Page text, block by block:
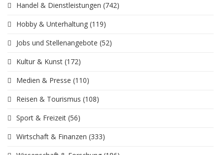
Handel & Dienstleistungen (742)
Hobby & Unterhaltung (119)
Jobs und Stellenangebote (52)
Kultur & Kunst (172)
Medien & Presse (110)
Reisen & Tourismus (108)
Sport & Freizeit (56)
Wirtschaft & Finanzen (333)